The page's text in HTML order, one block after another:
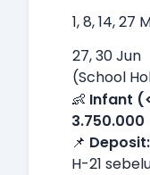
1, 8, 14, 27
27, 30 Jun
(School
👶 Infant
3.750.000
📌 Deposit:
H-21